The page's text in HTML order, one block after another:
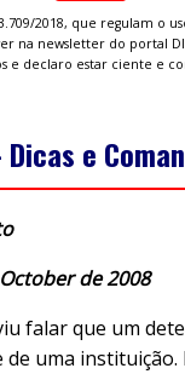
2018, que regulam o
na newsletter do portal
e declaro estar ciente e
e
de 2008
falar que um
uma instituição.